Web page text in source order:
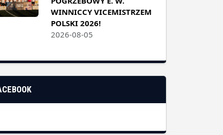
WINNICCY VICEMISTRZEM
POLSKI 2026!
2026-08-05